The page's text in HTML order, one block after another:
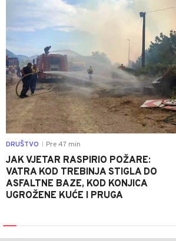
DRUŠTVO Pre 47 min
JAK VJETAR RASPIRIO POŽARE:
VATRA KOD TREBINJA STIGLA DO
ASFALTNE BAZE, KOD KONJICA
UGROŽENE KUĆE I PRUGA